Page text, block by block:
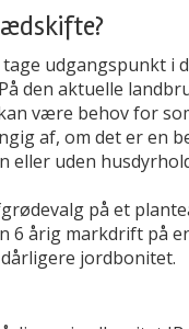
udgangspunkt i
den aktuelle
være behov for
af, om det er en
uden
på et
årig markdrift på
jordbonitet.